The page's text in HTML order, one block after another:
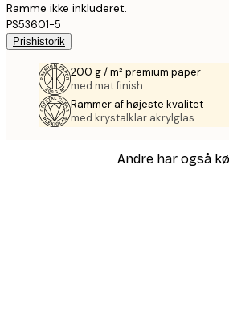
Ramme ikke inkluderet.
PS53601-5
Prishistorik
200 g / m² premium paper
med mat finish.
Rammer af højeste kvalitet
med krystalklar akrylglas.
Andre har også